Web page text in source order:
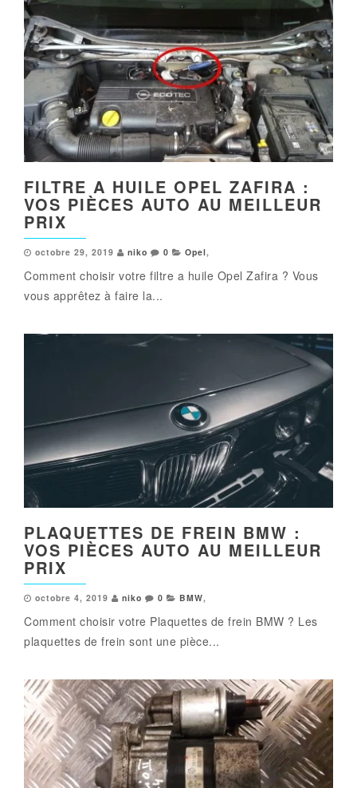
FILTRE A HUILE OPEL ZAFIRA :
VOS PIÈCES AUTO AU MEILLEUR
PRIX
octobre 29, 2019 niko 0 Opel,
Comment choisir votre filtre a huile Opel Zafira ? Vous
vous apprêtez à faire la...
PLAQUETTES DE FREIN BMW :
VOS PIÈCES AUTO AU MEILLEUR
PRIX
octobre 4, 2019 niko 0 BMW,
Comment choisir votre Plaquettes de frein BMW ? Les
plaquettes de frein sont une pièce...